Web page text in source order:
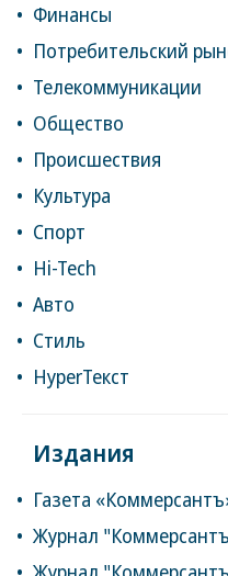
Финансы
Потребительский
Телекоммуникации
Общество
Происшествия
Культура
Спорт
Hi-Tech
Авто
Стиль
HyperТекст
Издания
Газета
Журнал